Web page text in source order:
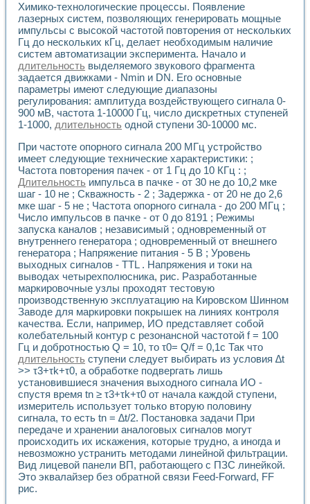
Химико-технологические процессы. Появление
лазерных систем, позволяющих генерировать мощные
импульсы с высокой частотой повторения от нескольких
Гц до нескольких кГц, делает необходимым наличие
систем автоматизации эксперимента. Начало и
длительность выделяемого звукового фрагмента
задается движками - Nmin и DN. Его основные
параметры имеют следующие диапазоны
регулирования: амплитуда воздействующего сигнала 0-
900 мВ, частота 1-10000 Гц, число дискретных ступеней
1-1000, длительность одной ступени 30-10000 мс.
При частоте опорного сигнала 200 МГц устройство
имеет следующие технические характеристики: ;
Частота повторения пачек - от 1 Гц до 10 КГц : ;
Длительность импульса в пачке - от 30 не до 10,2 мке
шаг - 10 не ; Скважность - 2 ; Задержка - от 20 не до 2,6
мке шаг - 5 не ; Частота опорного сигнала - до 200 МГц ;
Число импульсов в пачке - от 0 до 8191 ; Режимы
запуска каналов ; независимый ; одновременный от
внутреннего генератора ; одновременный от внешнего
генератора ; Напряжение питания - 5 В ; Уровень
выходных сигналов - TTL . Напряжения и токи на
выводах четырехполюсника, рис. Разработанные
маркировочные узлы проходят тестовую
производственную эксплуатацию на Кировском Шинном
Заводе для маркировки покрышек на линиях контроля
качества. Если, например, ИО представляет собой
колебательный контур с резонансной частотой f = 100
Гц и добротностью Q = 10, то τ0= Q/f = 0,1с Так что
длительность ступени следует выбирать из условия ∆t
>> τ3+τk+τ0, а обработке подвергать лишь
установившиеся значения выходного сигнала ИО -
спустя время tn ≥ τ3+τk+τ0 от начала каждой ступени,
измеритель использует только вторую половину
сигнала, то есть tn = ∆t/2. Постановка задачи При
передаче и хранении аналоговых сигналов могут
происходить их искажения, которые трудно, а иногда и
невозможно устранить методами линейной фильтрации.
Вид лицевой панели ВП, работающего с ПЗС линейкой.
Это эквалайзер без обратной связи Feed-Forward, FF
рис.